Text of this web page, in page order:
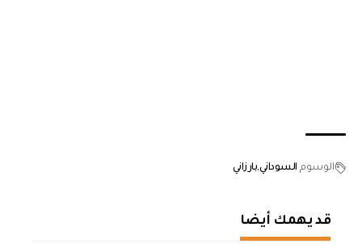
الوسوم السودانيبارزاني
قد يهمك أيضا